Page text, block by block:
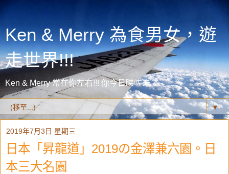
Ken & Merry 為食男女，遊
走世界!!!
Ken & Merry 常在你左右!!! 你今日睇咗未？
▼
2019年7月3日 星期三
日本「昇龍道」2019の金澤兼六園。日
本三大名園